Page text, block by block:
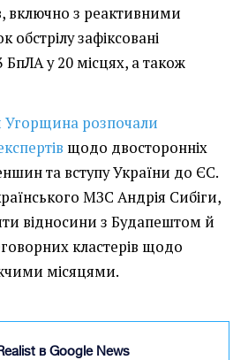
включно з реактивними
зафіксовані
БпЛА у 20 місцях, а також
Угорщина розпочали
щодо двосторонніх
та вступу України до ЄС.
МЗС Андрія Сибіги,
відносини з Будапештом й
кластерів щодо
місяцями.
в Google News